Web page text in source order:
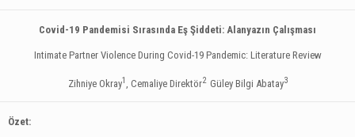
Covid-19 Pandemisi Sırasında Eş Şiddeti: Alanyazın Çalışması
Intimate Partner Violence During Covid-19 Pandemic: Literature Review
Zihniye Okray1, Cemaliye Direktör2 Güley Bilgi Abatay3
Özet: